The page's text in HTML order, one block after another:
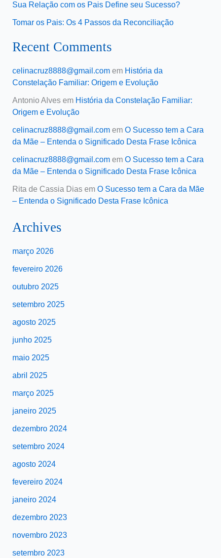
Sua Relação com os Pais Define seu Sucesso?
Tomar os Pais: Os 4 Passos da Reconciliação
Recent Comments
celinacruz8888@gmail.comem História da
Constelação Familiar: Origem e Evolução
Antonio Alvesem História da Constelação Familiar:
Origem e Evolução
celinacruz8888@gmail.comem O Sucesso tem a Cara
da Mãe – Entenda o Significado Desta Frase Icônica
celinacruz8888@gmail.comem O Sucesso tem a Cara
da Mãe – Entenda o Significado Desta Frase Icônica
Rita de Cassia Diasem O Sucesso tem a Cara da Mãe
– Entenda o Significado Desta Frase Icônica
Archives
março 2026
fevereiro 2026
outubro 2025
setembro 2025
agosto 2025
junho 2025
maio 2025
abril 2025
março 2025
janeiro 2025
dezembro 2024
setembro 2024
agosto 2024
fevereiro 2024
janeiro 2024
dezembro 2023
novembro 2023
setembro 2023